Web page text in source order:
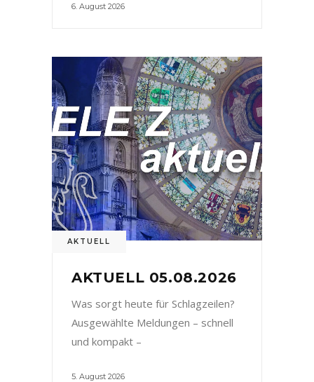
6. August 2026
AKTUELL
AKTUELL 05.08.2026
Was sorgt heute für Schlagzeilen?
Ausgewählte Meldungen – schnell
und kompakt –
5. August 2026